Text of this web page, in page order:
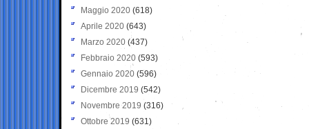
Maggio 2020 (618)
Aprile 2020 (643)
Marzo 2020 (437)
Febbraio 2020 (593)
Gennaio 2020 (596)
Dicembre 2019 (542)
Novembre 2019 (316)
Ottobre 2019 (631)